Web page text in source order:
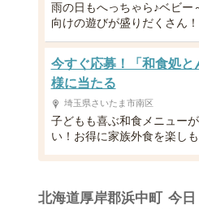
雨の日もへっちゃら♪ベビー
向けの遊びが盛りだくさん！
今すぐ応募！「和食処と
様に当たる
埼玉県さいたま市南区
子どもも喜ぶ和食メニュー
い！お得に家族外食を楽しも
北海道厚岸郡浜中町 今日